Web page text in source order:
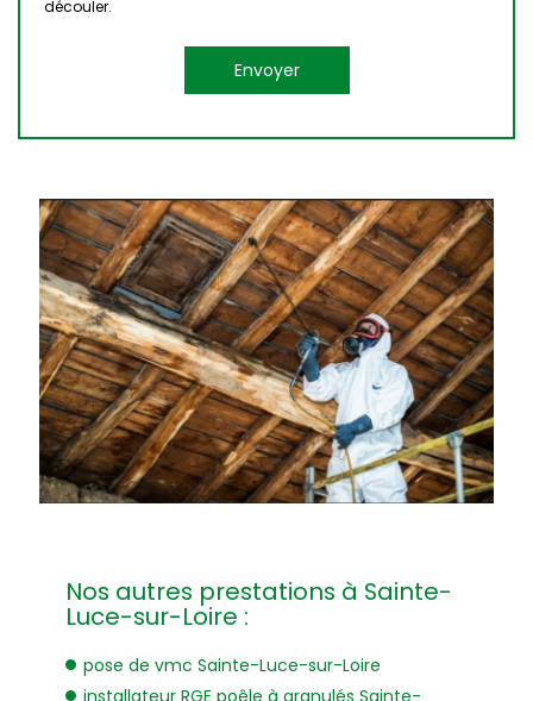
découler.
Nos autres prestations à Sainte-
Luce-sur-Loire :
pose de vmc Sainte-Luce-sur-Loire
installateur RGE poêle à granulés Sainte-